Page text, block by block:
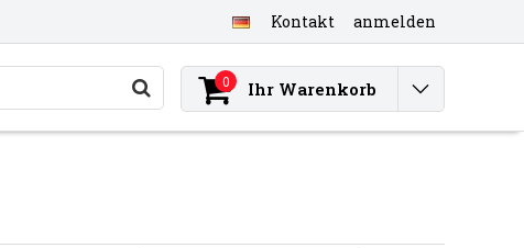
Kontakt anmelden
0 Ihr Warenkorb